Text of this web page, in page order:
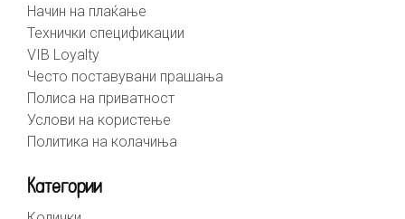
Начин на плаќање
Технички спецификации
VIB Loyalty
Често поставувани прашања
Полиса на приватност
Услови на користење
Политика на колачиња
Категории